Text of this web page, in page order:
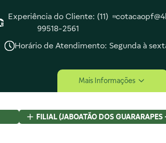
Experiência do Cliente: (11)
99518-2561
Horário de Atendimento: Segunda à
Compra
Mais Informações
FILIAL (JABOATÃO DOS GUARARAPES